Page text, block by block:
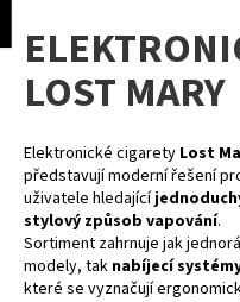
Přejít
obsahLOST MARY
Elektronické cigarety Lost
představují moderní řešení
uživatele hledající
stylový způsob vapování.
Sortiment zahrnuje jak
modely, tak nabíjecí
které se vyznačují
o Zpět
Zpět
o
p
o
t
ř